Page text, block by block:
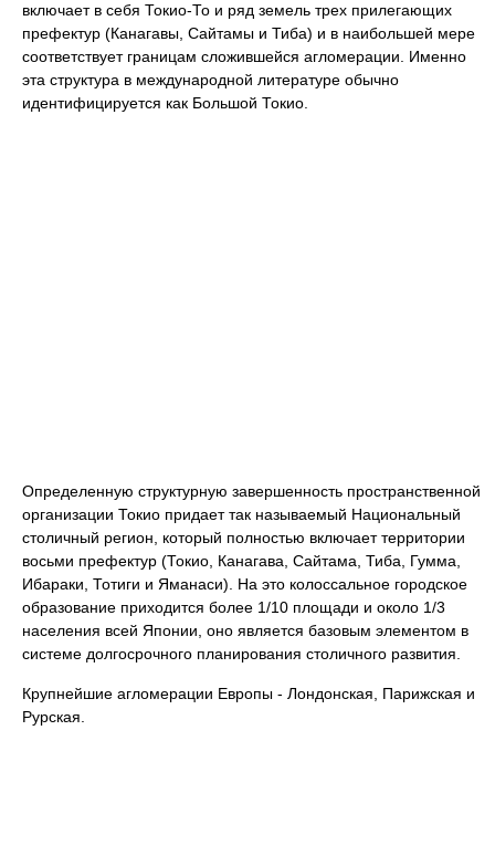
включает в себя Токио-То и ряд земель трех прилегающих
префектур (Канагавы, Сайтамы и Тиба) и в наибольшей мере
соответствует границам сложившейся агломерации. Именно
эта структура в международной литературе обычно
идентифицируется как Большой Токио.
Определенную структурную завершенность пространственной
организации Токио придает так называемый Национальный
столичный регион, который полностью включает территории
восьми префектур (Токио, Канагава, Сайтама, Тиба, Гумма,
Ибараки, Тотиги и Яманаси). На это колоссальное городское
образование приходится более 1/10 площади и около 1/3
населения всей Японии, оно является базовым элементом в
системе долгосрочного планирования столичного развития.
Крупнейшие агломерации Европы - Лондонская, Парижская и
Рурская.